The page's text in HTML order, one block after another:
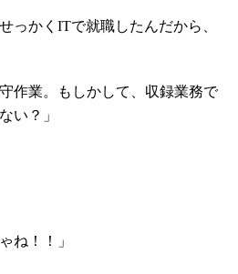
っかくITで就職したんだから、
作業。もしかして、収録業務で
い？」
ね！！」